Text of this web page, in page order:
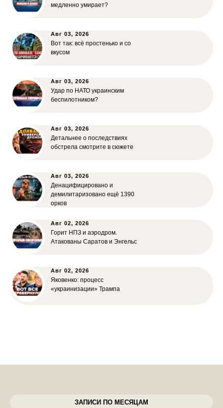
медленно умирает?
Авг 03, 2026
Вот так: всё простенько и со
вкусом
Авг 03, 2026
Удар по НАТО украинским
беспилотником?
Авг 03, 2026
Детальнее о последствиях
обстрела смотрите в сюжете
Авг 03, 2026
Денацифицировано и
демилитаризовано ещё 1390
орков
Авг 02, 2026
Горит НПЗ и аэродром.
Атакованы Саратов и Энгельс
Авг 02, 2026
Яковенко: процесс
«украинизации» Трампа
ЗАПИСИ ПО МЕСЯЦАМ